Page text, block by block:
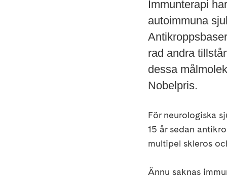
Immunterapi
autoimmuna
rad andra
dessa
Nobelpris.
För neurologiska
15 år sedan
multipel skleros
Ännu saknas